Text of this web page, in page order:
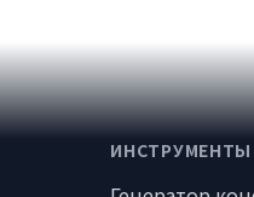
ИНСТРУМЕНТЫ